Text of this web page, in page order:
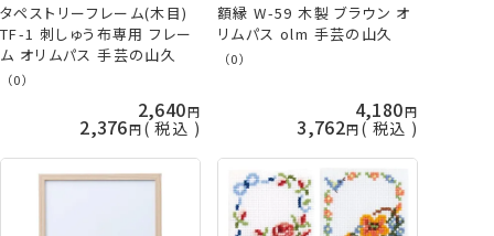
タペストリーフレーム(木目)
TF-1 刺しゅう布専用 フレー
ム オリムパス 手芸の山久
（0）
2,640
2,376 税込
額縁 W-59 木製 ブラウン オ
リムパス olm 手芸の山久
（0）
4,180
3,762 税込